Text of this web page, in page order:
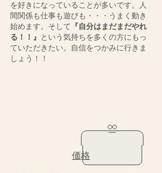
を好きになっていることが多いです。人
間関係も仕事も遊びも・・・うまく動き
始めます。そして
『自分はまだまだやれ
る！！』 という気持ちを多くの方にもっ
ていただきたい。自信をつかみに行きま
しょう！！
価格